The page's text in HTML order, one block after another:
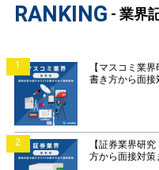
RANKING - 業界
1
【マスコミ業
書き方から面接
2
【証券業界研
方から面接対策